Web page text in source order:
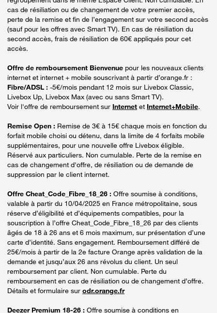
cas de résiliation ou de changement de votre premier accès,
perte de la remise et fin de l’engagement sur votre second accès
(sauf pour les offres avec Smart TV). En cas de résiliation du
second accès, frais de résiliation de 60€ appliqués pour cet
accès.
Offre de remboursement Bienvenue pour les nouveaux clients
internet et internet + mobile souscrivant à partir d’orange.fr :
Fibre/ADSL : -5€/mois pendant 12 mois sur Livebox Classic,
Livebox Up, Livebox Max (avec ou sans Smart TV).
Voir l'offre de remboursement sur Internet et Internet+Mobile.
Remise Open : Remise de 3€ à 15€ chaque mois en fonction du
forfait mobile choisi ou détenu, dans la limite de 4 forfaits mobile
supplémentaires, pour une nouvelle offre Livebox éligible.
Réservé aux particuliers. Non cumulable. Perte de la remise en
cas de changement d'offre, de résiliation ou de demande de
suppression par le client internet.
Offre Cheat_Code_Fibre_18_26 : Offre soumise à conditions,
valable à partir du 10/04/2025 en France métropolitaine, sous
réserve d’éligibilité et d’équipements compatibles, pour la
souscription à l’offre Cheat_Code_Fibre_18_26 par des clients
âgés de 18 à 26 ans et 6 mois maximum, sur présentation d’une
carte d’identité. Sans engagement. Remboursement différé de
25€/mois à partir de la 2e facture Orange après validation de la
demande et jusqu’aux 26 ans révolus du client. Un seul
remboursement par client. Non cumulable. Perte du
remboursement en cas de résiliation ou de changement d’offre.
Détails et formulaire sur odr.orange.fr
Deezer Premium 18-26 : Offre soumise à conditions en